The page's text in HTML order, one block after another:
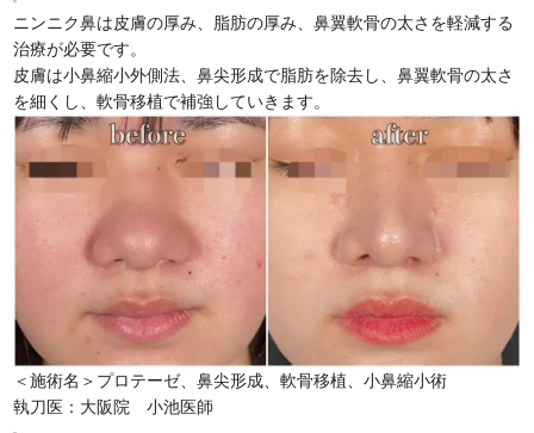
ニンニク鼻は皮膚の厚み、脂肪の厚み、鼻翼軟骨の太さを軽減する
治療が必要です。
皮膚は小鼻縮小外側法、鼻尖形成で脂肪を除去し、鼻翼軟骨の太さ
を細くし、軟骨移植で補強していきます。
＜施術名＞プロテーゼ、鼻尖形成、軟骨移植、小鼻縮小術
執刀医：大阪院 小池医師